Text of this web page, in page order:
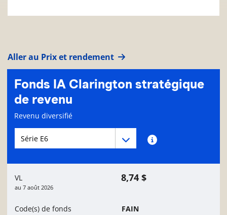
Aller au Prix et rendement
Fonds IA Clarington stratégique
de revenu
Page d'informations sur le fonds
Revenu diversifié
Menu déroulant des séries du Fonds
Menu déroulant des séries du Fonds
VL
au 7 août 2026
8,74 $
Code(s) de fonds
FAIN